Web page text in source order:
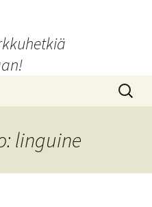
Haku:
linguine